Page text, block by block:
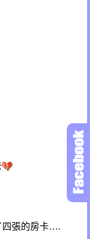
四張的房卡….